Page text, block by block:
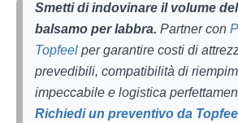
Smetti di indovinare il volume
balsamo per labbra. Partner con
Topfeel per garantire costi di
prevedibili, compatibilità di
impeccabile e logistica
Richiedi un preventivo da